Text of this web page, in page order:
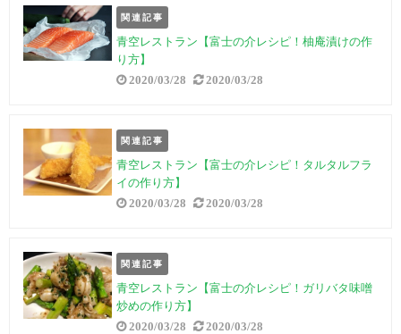
関連記事
青空レストラン【富士の介レシピ！柚庵漬けの作
り方】
2020/03/28 2020/03/28
関連記事
青空レストラン【富士の介レシピ！タルタルフラ
イの作り方】
2020/03/28 2020/03/28
関連記事
青空レストラン【富士の介レシピ！ガリバタ味噌
炒めの作り方】
2020/03/28 2020/03/28